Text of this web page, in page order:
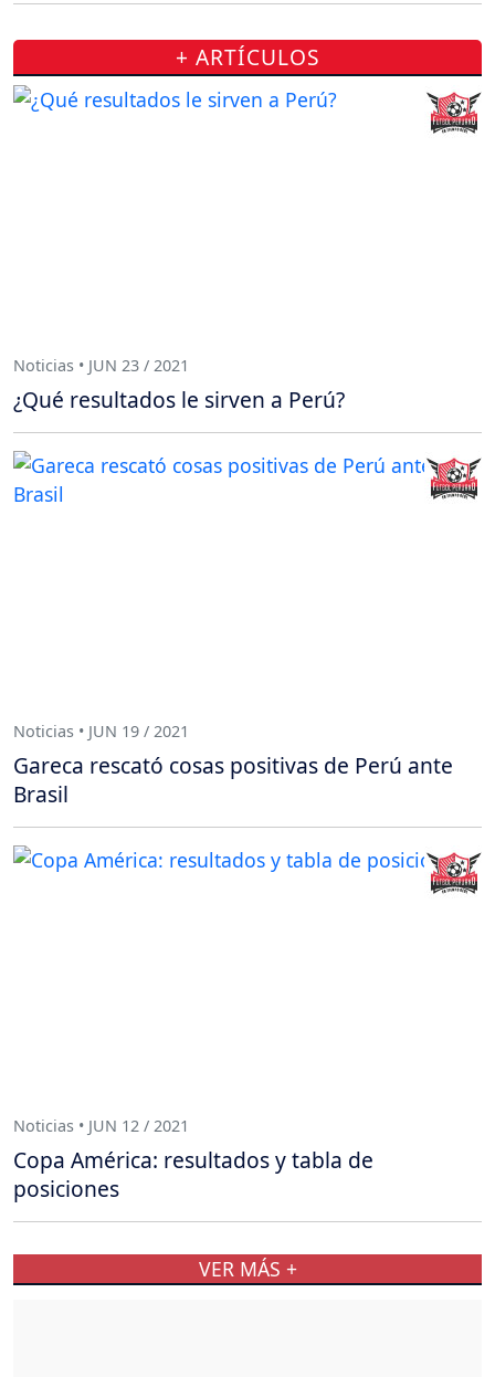
+ ARTÍCULOS
Noticias • JUN 23 / 2021
¿Qué resultados le sirven a Perú?
Noticias • JUN 19 / 2021
Gareca rescató cosas positivas de Perú ante
Brasil
Noticias • JUN 12 / 2021
Copa América: resultados y tabla de
posiciones
VER MÁS +